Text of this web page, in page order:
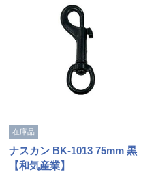
在庫品
ナスカン BK-1013 75mm 黒
【和気産業】